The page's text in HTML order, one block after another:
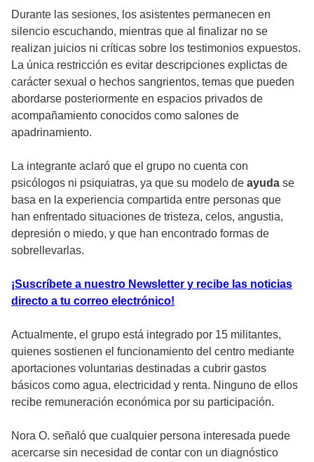
Durante las sesiones, los asistentes permanecen en
silencio escuchando, mientras que al finalizar no se
realizan juicios ni críticas sobre los testimonios expuestos.
La única restricción es evitar descripciones explictas de
carácter sexual o hechos sangrientos, temas que pueden
abordarse posteriormente en espacios privados de
acompañamiento conocidos como salones de
apadrinamiento.
La integrante aclaró que el grupo no cuenta con
psicólogos ni psiquiatras, ya que su modelo de ayuda se
basa en la experiencia compartida entre personas que
han enfrentado situaciones de tristeza, celos, angustia,
depresión o miedo, y que han encontrado formas de
sobrellevarlas.
¡Suscríbete a nuestro Newsletter y recibe las noticias
directo a tu correo electrónico!
Actualmente, el grupo está integrado por 15 militantes,
quienes sostienen el funcionamiento del centro mediante
aportaciones voluntarias destinadas a cubrir gastos
básicos como agua, electricidad y renta. Ninguno de ellos
recibe remuneración económica por su participación.
Nora O. señaló que cualquier persona interesada puede
acercarse sin necesidad de contar con un diagnóstico